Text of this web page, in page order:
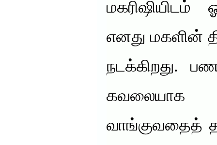
எனது மகளின்
நடக்கிறது.
வாங்குவதைத்